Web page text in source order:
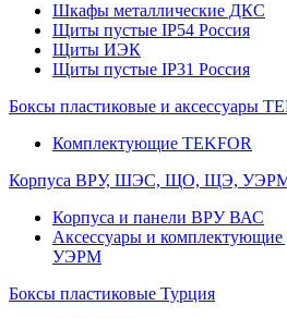
Шкафы металлические ДКС
Щиты пустые IP54 Россия
Щиты ИЭК
Щиты пустые IP31 Россия
Боксы пластиковые и аксессуары
Комплектующие TEKFOR
Корпуса ВРУ, ШЭС, ЩО, ЩЭ,
Корпуса и панели ВРУ ВАС
Аксессуары и
УЭРМ
Боксы пластиковые Турция